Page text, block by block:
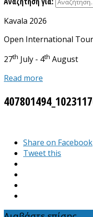
Kavala 2026
Open International
27th July - 4th August
Read more
Share on Facebook
Tweet this